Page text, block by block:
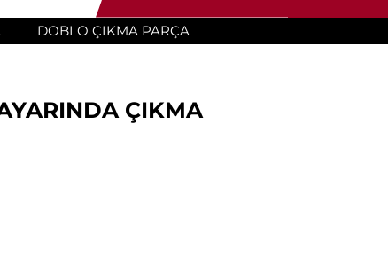
DOBLO ÇIKMA PARÇA
ÇIKMA